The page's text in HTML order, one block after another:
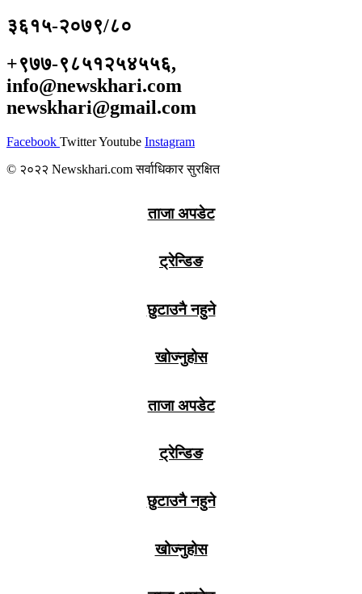
३६१५-२०७९/८०
+९७७-९८५१२५४५५६,
info@newskhari.com
newskhari@gmail.com
Facebook TwitterYoutube Instagram
© २०२२ Newskhari.com सर्वाधिकार सुरक्षित
ताजा अपडेट
ट्रेन्डिङ
छुटाउनै नहुने
खोज्नुहोस
ताजा अपडेट
ट्रेन्डिङ
छुटाउनै नहुने
खोज्नुहोस